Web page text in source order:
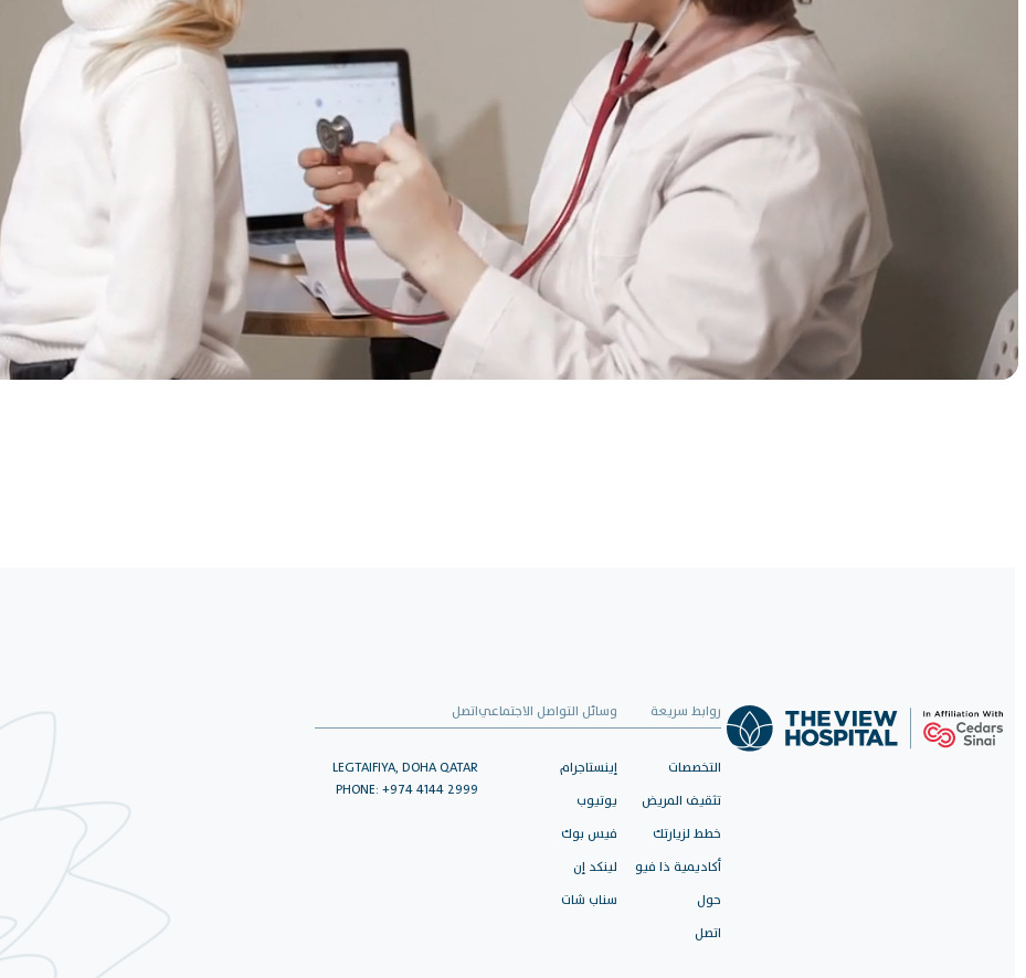
روابط سريعة
التخصصات
تثقيف المريض
خطط لزيارتك
أكاديمية ذا فيو
حول
اتصل
وسائل التواصل الاجتماعي
إينستاجرام
يوتيوب
فيس بوك
لينكد إن
سناب شات
اتصل
LEGTAIFIYA, DOHA QATAR
PHONE: +974 4144 2999